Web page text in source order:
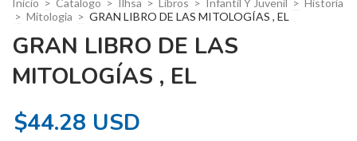
Inicio > Catalogo > Ilhsa > Libros > Infantil Y Juvenil > Historia
> Mitologia > GRAN LIBRO DE LAS MITOLOGÍAS , EL
GRAN LIBRO DE LAS
MITOLOGÍAS , EL
$44.28 USD